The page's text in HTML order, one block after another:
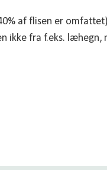
af flisen er
ikke fra f.eks.